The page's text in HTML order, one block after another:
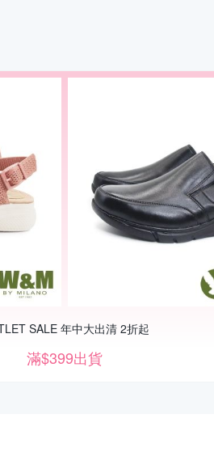
SALE 年中大出清 2折起
滿$399出貨